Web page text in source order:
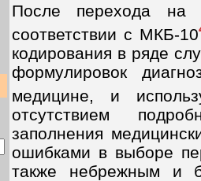
После перехода на
соответствии с МКБ-10
кодирования в ряде
формулировок
медицине, и
отсутствием
заполнения
ошибками в выборе
также небрежным и